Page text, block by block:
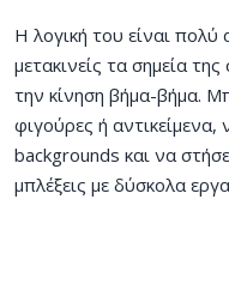
Η λογική του είναι πολύ
μετακινείς τα σημεία
την κίνηση βήμα-βήμα.
φιγούρες ή
backgrounds και να
μπλέξεις με δύσκολα